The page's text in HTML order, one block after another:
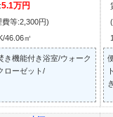
5.1万円
費等:2,300円)
46.06㎡
き機能付き浴室/ウォーク
ローゼット/